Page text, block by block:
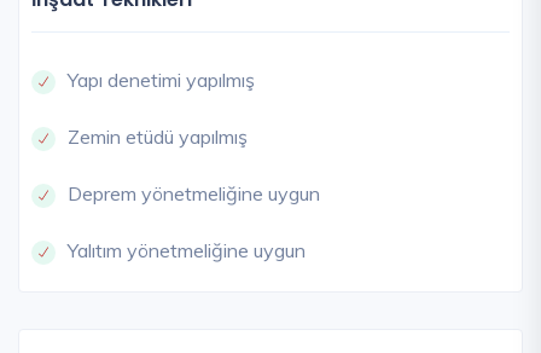
Yapı denetimi yapılmış
Zemin etüdü yapılmış
Deprem yönetmeliğine uygun
Yalıtım yönetmeliğine uygun